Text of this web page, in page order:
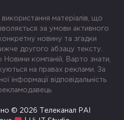
матеріалів, що
за умови активного
новину та згадки
другого абзацу тексту.
компаній, Варто знати,
на правах реклами. За
інформації відповідальність
© 2026 Телеканал РАІ